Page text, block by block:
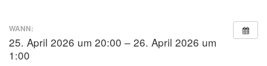
WANN:
25. April 2026 um 20:00 – 26. April 2026 um
1:00